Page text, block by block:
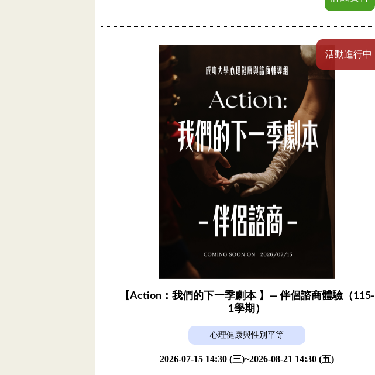
活動進行中
【Action：我們的下一季劇本 】— 伴侶諮商體驗（115-
1學期）
心理健康與性別平等
2026-07-15 14:30 (三)~2026-08-21 14:30 (五)